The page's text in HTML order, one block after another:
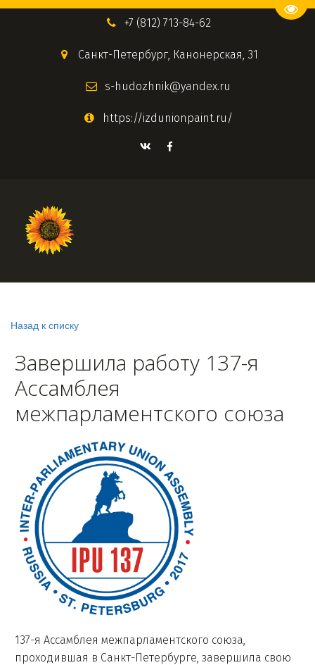
+7 (812) 713-84-62
Санкт-Петербург, Канонерская, 31
s-hudozhnik@yandex.ru
https://izdunionpaint.ru/
Назад к списку
Завершила работу 137-я
Ассамблея
межпарламентского союза
137-я Ассамблея межпарламентского союза,
проходившая в Санкт-Петербурге, завершила свою